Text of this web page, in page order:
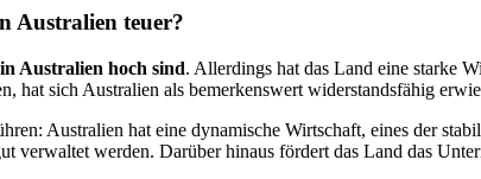
Australien teuer?
Australien hoch sind. Allerdings hat das Land eine starke
hat sich Australien als bemerkenswert widerstandsfähig
Australien hat eine dynamische Wirtschaft, eines der
verwaltet werden. Darüber hinaus fördert das Land das